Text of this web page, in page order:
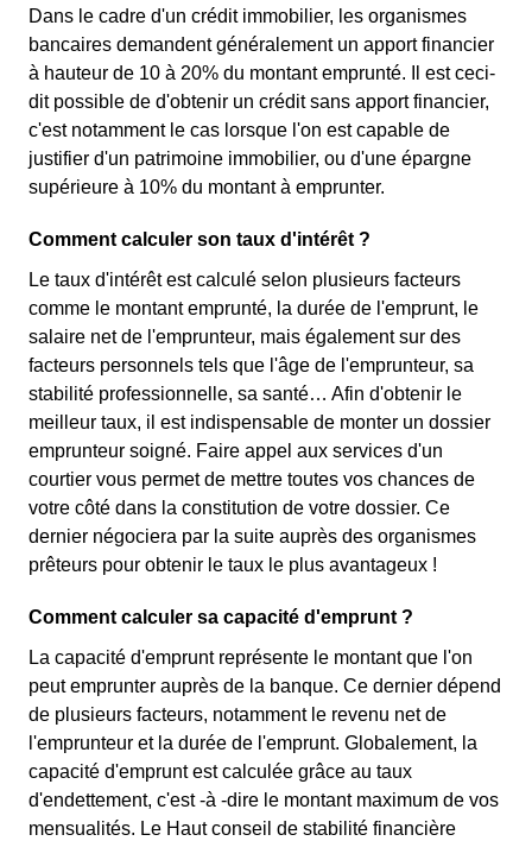
Dans le cadre d'un crédit immobilier, les organismes
bancaires demandent généralement un apport financier
à hauteur de 10 à 20% du montant emprunté. Il est ceci-
dit possible de d'obtenir un crédit sans apport financier,
c'est notamment le cas lorsque l'on est capable de
justifier d'un patrimoine immobilier, ou d'une épargne
supérieure à 10% du montant à emprunter.
Comment calculer son taux d'intérêt ?
Le taux d'intérêt est calculé selon plusieurs facteurs
comme le montant emprunté, la durée de l'emprunt, le
salaire net de l'emprunteur, mais également sur des
facteurs personnels tels que l'âge de l'emprunteur, sa
stabilité professionnelle, sa santé… Afin d'obtenir le
meilleur taux, il est indispensable de monter un dossier
emprunteur soigné. Faire appel aux services d'un
courtier vous permet de mettre toutes vos chances de
votre côté dans la constitution de votre dossier. Ce
dernier négociera par la suite auprès des organismes
prêteurs pour obtenir le taux le plus avantageux !
Comment calculer sa capacité d'emprunt ?
La capacité d'emprunt représente le montant que l'on
peut emprunter auprès de la banque. Ce dernier dépend
de plusieurs facteurs, notamment le revenu net de
l'emprunteur et la durée de l'emprunt. Globalement, la
capacité d'emprunt est calculée grâce au taux
d'endettement, c'est -à -dire le montant maximum de vos
mensualités. Le Haut conseil de stabilité financière